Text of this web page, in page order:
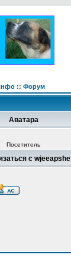
:: Форум
Аватара
Посетитель
с wjeeapshe